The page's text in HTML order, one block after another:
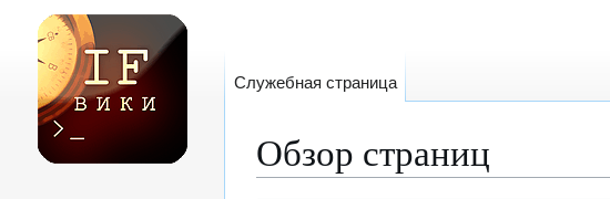
Обзор страниц
Служебная страница